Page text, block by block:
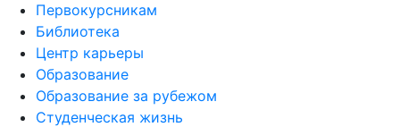
Первокурсникам
Библиотека
Центр карьеры
Образование
Образование за рубежом
Студенческая жизнь